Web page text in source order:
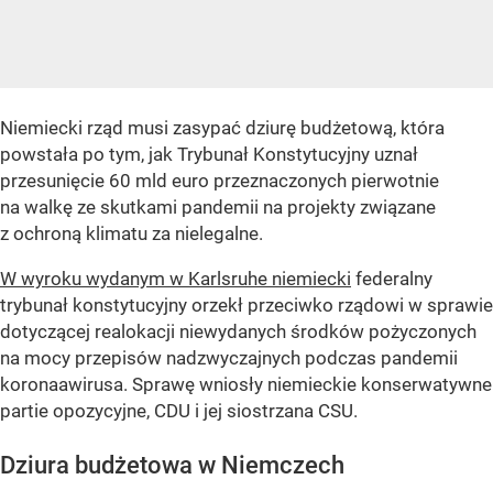
Niemiecki rząd musi zasypać dziurę budżetową, która
powstała po tym, jak Trybunał Konstytucyjny uznał
przesunięcie 60 mld euro przeznaczonych pierwotnie
na walkę ze skutkami pandemii na projekty związane
z ochroną klimatu za nielegalne.
W wyroku wydanym w Karlsruhe niemiecki federalny
trybunał konstytucyjny orzekł przeciwko rządowi w sprawie
dotyczącej realokacji niewydanych środków pożyczonych
na mocy przepisów nadzwyczajnych podczas pandemii
koronaawirusa. Sprawę wniosły niemieckie konserwatywne
partie opozycyjne, CDU i jej siostrzana CSU.
Dziura budżetowa w Niemczech